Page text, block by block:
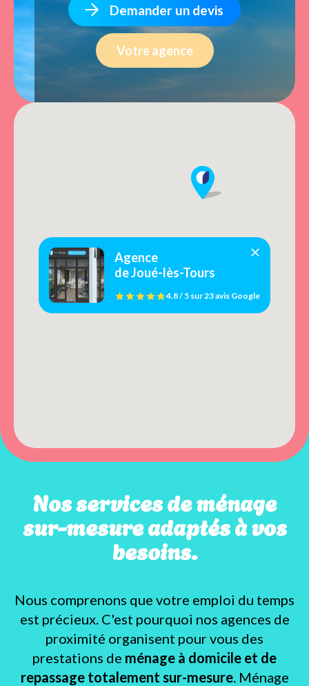
Demander un devis
Votre agence
Agence
de Joué-lès-Tours
4.8 / 5 sur 23 avis Google
Nos services de ménage
sur-mesure adaptés à vos
besoins.
Nous comprenons que votre emploi du temps
est précieux. C'est pourquoi nos agences de
proximité organisent pour vous des
prestations de ménage à domicile et de
repassage totalement sur-mesure. Ménage